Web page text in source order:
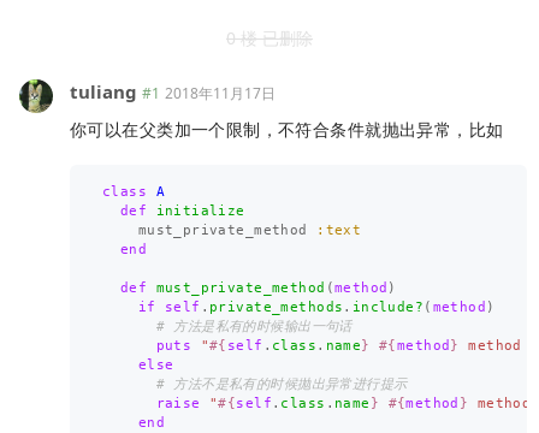
0 楼 已删除
tuliang #1 2018年11月17日
你可以在父类加一个限制，不符合条件就抛出异常，比如
class
A
def
initialize
must_private_method
:text
end
def must_private_method ( method )
if
self . private_methods . include? ( method )
# 方法是私有的时候输出一句话
puts
"#{ self . class . name } #{ method }
method
else
# 方法不是私有的时候抛出异常进行提示
raise
"#{ self . class . name } #{method }
end